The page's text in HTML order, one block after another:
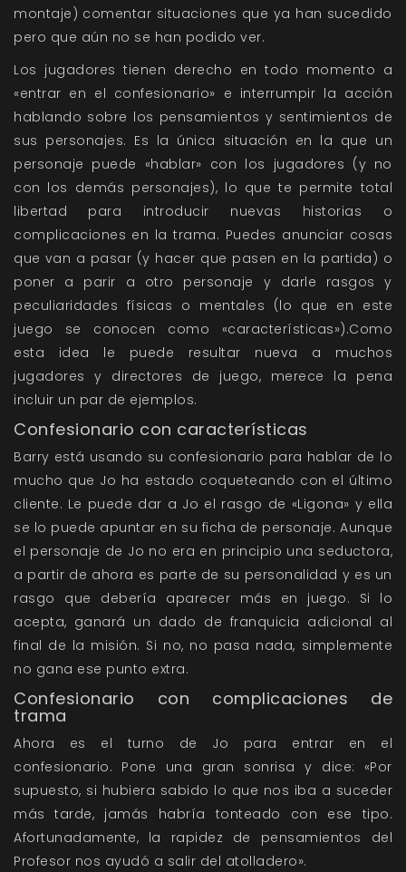
montaje) comentar situaciones que ya han sucedido
pero que aún no se han podido ver.
Los jugadores tienen derecho en todo momento a
«entrar en el confesionario» e interrumpir la acción
hablando sobre los pensamientos y sentimientos de
sus personajes. Es la única situación en la que un
personaje puede «hablar» con los jugadores (y no
con los demás personajes), lo que te permite total
libertad para introducir nuevas historias o
complicaciones en la trama. Puedes anunciar cosas
que van a pasar (y hacer que pasen en la partida) o
poner a parir a otro personaje y darle rasgos y
peculiaridades físicas o mentales (lo que en este
juego se conocen como «características»).Como
esta idea le puede resultar nueva a muchos
jugadores y directores de juego, merece la pena
incluir un par de ejemplos.
Confesionario con características
Barry está usando su confesionario para hablar de lo
mucho que Jo ha estado coqueteando con el último
cliente. Le puede dar a Jo el rasgo de «Ligona» y ella
se lo puede apuntar en su ficha de personaje. Aunque
el personaje de Jo no era en principio una seductora,
a partir de ahora es parte de su personalidad y es un
rasgo que debería aparecer más en juego. Si lo
acepta, ganará un dado de franquicia adicional al
final de la misión. Si no, no pasa nada, simplemente
no gana ese punto extra.
Confesionario con complicaciones de
trama
Ahora es el turno de Jo para entrar en el
confesionario. Pone una gran sonrisa y dice: «Por
supuesto, si hubiera sabido lo que nos iba a suceder
más tarde, jamás habría tonteado con ese tipo.
Afortunadamente, la rapidez de pensamientos del
Profesor nos ayudó a salir del atolladero».